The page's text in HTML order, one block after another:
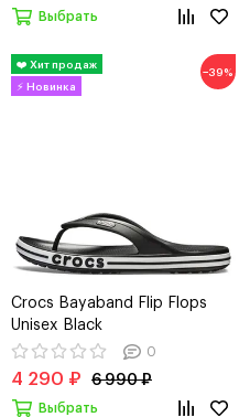
Выбрать
−39%
Crocs Bayaband Flip Flops
Unisex Black
0
4 290 ₽ 6 990 ₽
Выбрать